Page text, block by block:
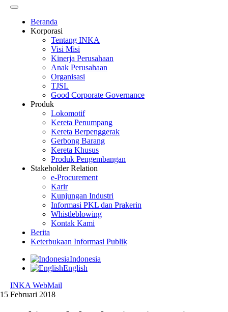
Beranda
Korporasi
Tentang INKA
Visi Misi
Kinerja Perusahaan
Anak Perusahaan
Organisasi
TJSL
Good Corporate Governance
Produk
Lokomotif
Kereta Penumpang
Kereta Berpenggerak
Gerbong Barang
Kereta Khusus
Produk Pengembangan
Stakeholder Relation
e-Procurement
Karir
Kunjungan Industri
Informasi PKL dan Prakerin
Whistleblowing
Kontak Kami
Berita
Keterbukaan Informasi Publik
Indonesia
English
INKA WebMail
15 Februari 2018